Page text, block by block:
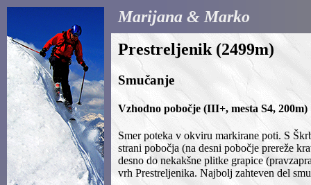
Marijana & Marko
Prestreljenik (2499m)
Smučanje
Vzhodno pobočje (III+, mesta S4, 200m)
Smer poteka v okviru markirane poti. S
strani pobočja (na desni pobočje prereže
desno do nekakšne plitke grapice
vrh Prestreljenika. Najbolj zahteven del